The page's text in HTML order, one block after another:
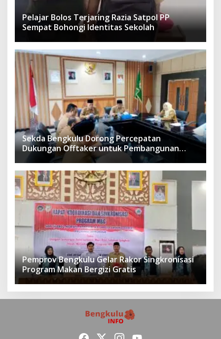
Pelajar Bolos Terjaring Razia Satpol PP
Sempat Bohongi Identitas Sekolah
Sekda Bengkulu Dorong Percepatan
Dukungan Offtaker untuk Pembangunan
TPST Regional
Pemprov Bengkulu Gelar Rakor Singkronisasi
Program Makan Bergizi Gratis